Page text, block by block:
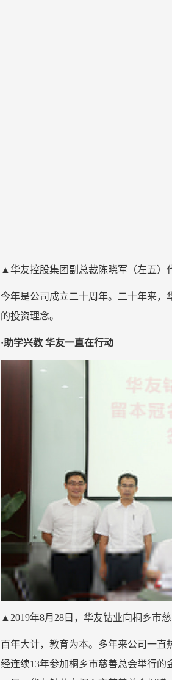
▲华友控股集团副总裁陈晓军（左五）
今年是公司成立二十周年。二十年来，
的投资理念。
·助学兴教 华友一直在行动
▲2019年8月28日，华友钴业向桐乡市
百年大计，教育为本。多年来公司一
经连续13年参加桐乡市慈善总会举行的